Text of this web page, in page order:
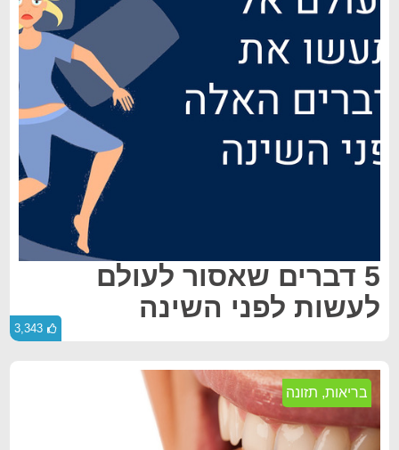
5 דברים שאסור לעולם
לעשות לפני השינה
3,343
בריאות, תזונה